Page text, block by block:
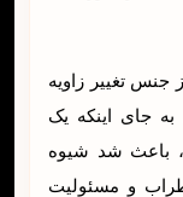
جنس تغییر زاویه
جای اینکه یک
باعث شد شیوه
و مسئولیت